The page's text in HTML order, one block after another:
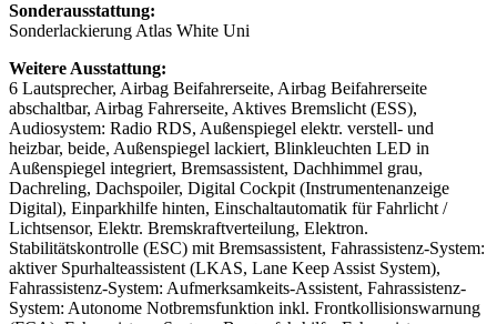
Sonderausstattung:
Sonderlackierung Atlas White Uni
Weitere Ausstattung:
6 Lautsprecher, Airbag Beifahrerseite, Airbag Beifahrerseite
abschaltbar, Airbag Fahrerseite, Aktives Bremslicht (ESS),
Audiosystem: Radio RDS, Außenspiegel elektr. verstell- und
heizbar, beide, Außenspiegel lackiert, Blinkleuchten LED in
Außenspiegel integriert, Bremsassistent, Dachhimmel grau,
Dachreling, Dachspoiler, Digital Cockpit (Instrumentenanzeige
Digital), Einparkhilfe hinten, Einschaltautomatik für Fahrlicht /
Lichtsensor, Elektr. Bremskraftverteilung, Elektron.
Stabilitätskontrolle (ESC) mit Bremsassistent, Fahrassistenz-System:
aktiver Spurhalteassistent (LKAS, Lane Keep Assist System),
Fahrassistenz-System: Aufmerksamkeits-Assistent, Fahrassistenz-
System: Autonome Notbremsfunktion inkl. Frontkollisionswarnung